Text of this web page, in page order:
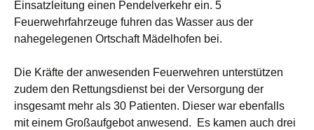
Einsatzleitung einen Pendelverkehr ein. 5
Feuerwehrfahrzeuge fuhren das Wasser aus der
nahegelegenen Ortschaft Mädelhofen bei.
Die Kräfte der anwesenden Feuerwehren unterstützen
zudem den Rettungsdienst bei der Versorgung der
insgesamt mehr als 30 Patienten. Dieser war ebenfalls
mit einem Großaufgebot anwesend. Es kamen auch drei